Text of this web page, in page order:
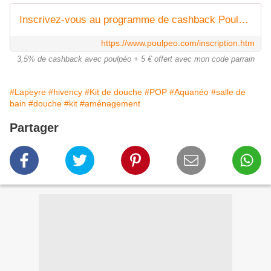
Inscrivez-vous au programme de cashback Poulpeo
https://www.poulpeo.com/inscription.htm
3,5% de cashback avec poulpéo + 5 € offert avec mon code parrain
#Lapeyre #hivency #Kit de douche #POP #Aquanéo #salle de
bain #douche #kit #aménagement
Partager